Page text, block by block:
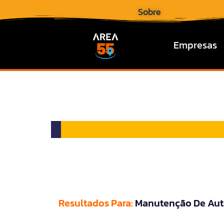
Sobre
Empresas
Resultados Para: Manutenção De